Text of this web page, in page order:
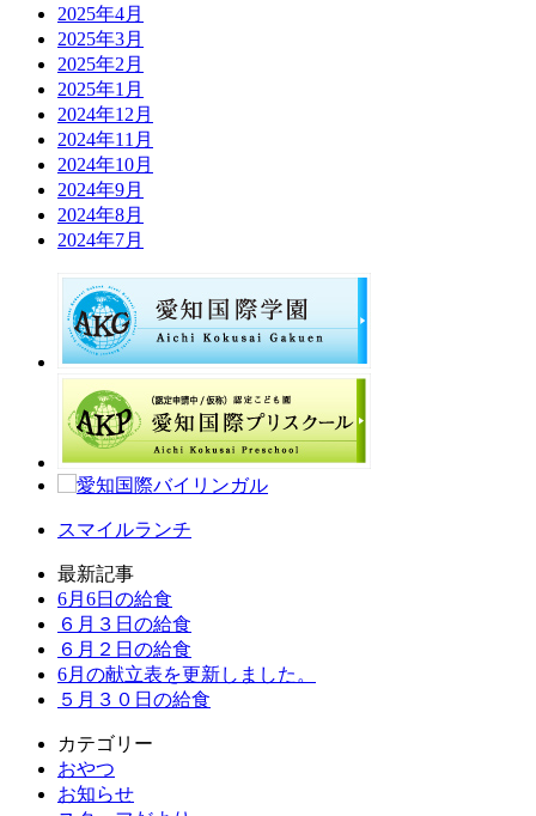
2025年4月
2025年3月
2025年2月
2025年1月
2024年12月
2024年11月
2024年10月
2024年9月
2024年8月
2024年7月
スマイルランチ
最新記事
6月6日の給食
６月３日の給食
６月２日の給食
6月の献立表を更新しました。
５月３０日の給食
カテゴリー
おやつ
お知らせ